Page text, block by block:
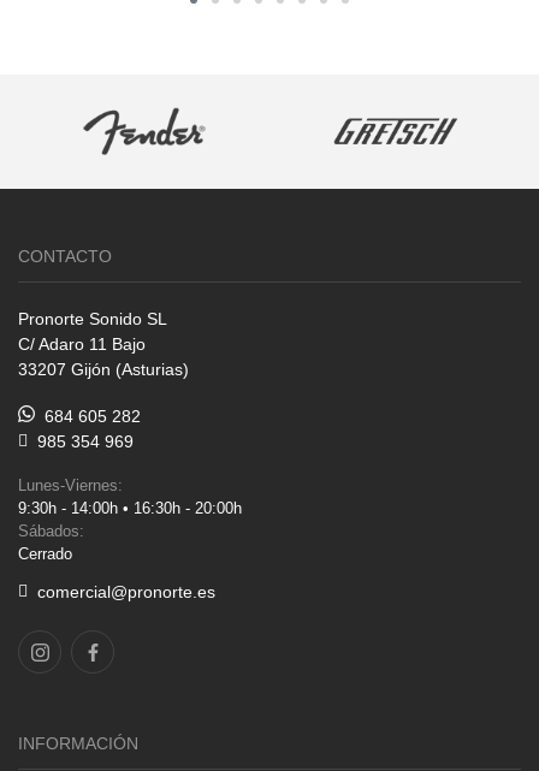
CONTACTO
Pronorte Sonido SL
C/ Adaro 11 Bajo
33207 Gijón (Asturias)
684 605 282
985 354 969
Lunes-Viernes:
9:30h - 14:00h • 16:30h - 20:00h
Sábados:
Cerrado
comercial@pronorte.es
INFORMACIÓN